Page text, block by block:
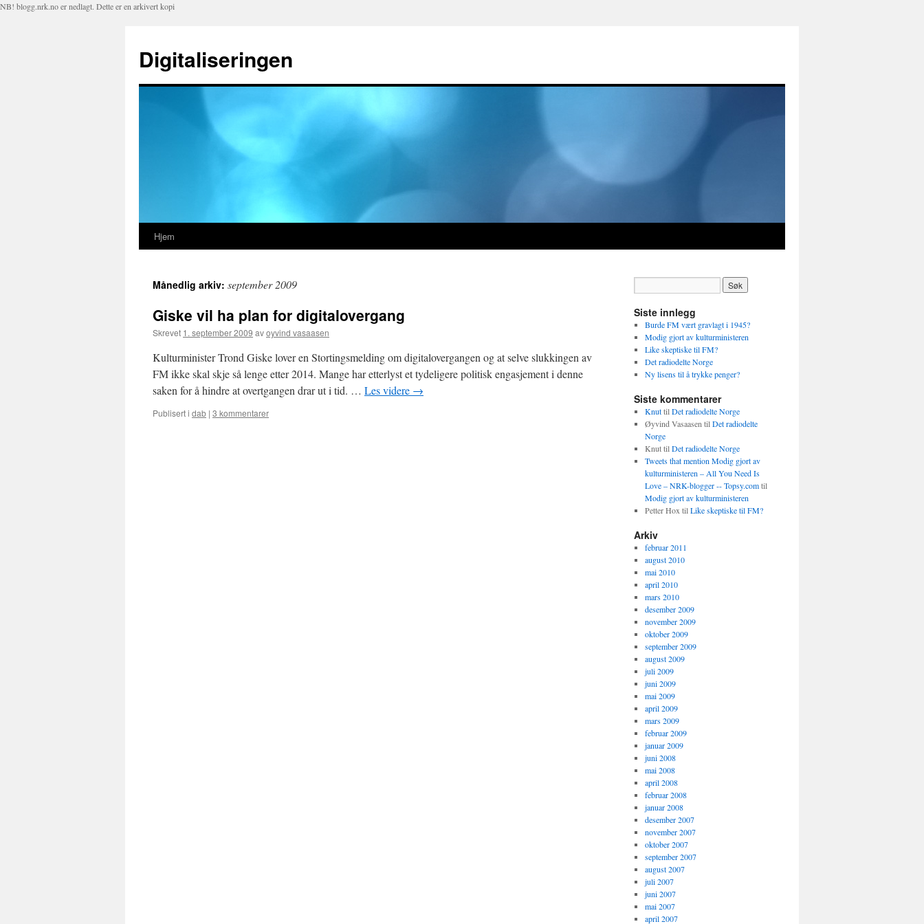
NB! blogg.nrk.no er nedlagt. Dette er en arkivert kopi
Digitaliseringen
Hopp
innhold
Hjem
Månedlig arkiv: september 2009
Giske vil ha plan for digitalovergang
Skrevet 1. september 2009 avoyvind vasaasen
Kulturminister Trond Giske lover en Stortingsmelding om digitalovergangen og at selve slukkingen av
FM ikke skal skje så lenge etter 2014. Mange har etterlyst et tydeligere politisk engasjement i denne
saken for å hindre at overtgangen drar ut i tid. … Les videre →
Publisert i dab | 3 kommentarer
Siste innlegg
Burde FM vært gravlagt i 1945?
Modig gjort av kulturministeren
Like skeptiske til FM?
Det radiodelte Norge
Ny lisens til å trykke penger?
Siste kommentarer
KnuttilDet radiodelte Norge
Øyvind Vasaasen tilDet radiodelte
Norge
KnuttilDet radiodelte Norge
Tweets that mention Modig gjort av
kulturministeren – All You Need Is
Love – NRK-blogger -- Topsy.comtil
Modig gjort av kulturministeren
Petter Hox tilLike skeptiske til FM?
Arkiv
februar 2011
august 2010
mai 2010
april 2010
mars 2010
desember 2009
november 2009
oktober 2009
september 2009
august 2009
juli 2009
juni 2009
mai 2009
april 2009
mars 2009
februar 2009
januar 2009
juni 2008
mai 2008
april 2008
februar 2008
januar 2008
desember 2007
november 2007
oktober 2007
september 2007
august 2007
juli 2007
juni 2007
mai 2007
april 2007